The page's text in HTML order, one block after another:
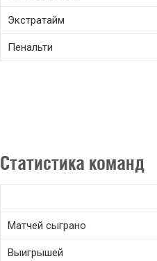
Экстратайм
Пенальти
Статистика команд
Матчей сыграно
Выигрышей